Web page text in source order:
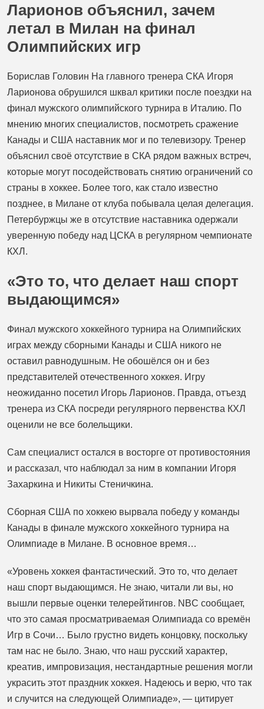
Ларионов объяснил, зачем
летал в Милан на финал
Олимпийских игр
Борислав Головин На главного тренера СКА Игоря
Ларионова обрушился шквал критики после поездки на
финал мужского олимпийского турнира в Италию. По
мнению многих специалистов, посмотреть сражение
Канады и США наставник мог и по телевизору. Тренер
объяснил своё отсутствие в СКА рядом важных встреч,
которые могут посодействовать снятию ограничений со
страны в хоккее. Более того, как стало известно
позднее, в Милане от клуба побывала целая делегация.
Петербуржцы же в отсутствие наставника одержали
уверенную победу над ЦСКА в регулярном чемпионате
КХЛ.
«Это то, что делает наш спорт
выдающимся»
Финал мужского хоккейного турнира на Олимпийских
играх между сборными Канады и США никого не
оставил равнодушным. Не обошёлся он и без
представителей отечественного хоккея. Игру
неожиданно посетил Игорь Ларионов. Правда, отъезд
тренера из СКА посреди регулярного первенства КХЛ
оценили не все болельщики.
Сам специалист остался в восторге от противостояния
и рассказал, что наблюдал за ним в компании Игоря
Захаркина и Никиты Стеничкина.
Сборная США по хоккею вырвала победу у команды
Канады в финале мужского хоккейного турнира на
Олимпиаде в Милане. В основное время…
«Уровень хоккея фантастический. Это то, что делает
наш спорт выдающимся. Не знаю, читали ли вы, но
вышли первые оценки телерейтингов. NBC сообщает,
что это самая просматриваемая Олимпиада со времён
Игр в Сочи… Было грустно видеть концовку, поскольку
там нас не было. Знаю, что наш русский характер,
креатив, импровизация, нестандартные решения могли
украсить этот праздник хоккея. Надеюсь и верю, что так
и случится на следующей Олимпиаде», — цитирует